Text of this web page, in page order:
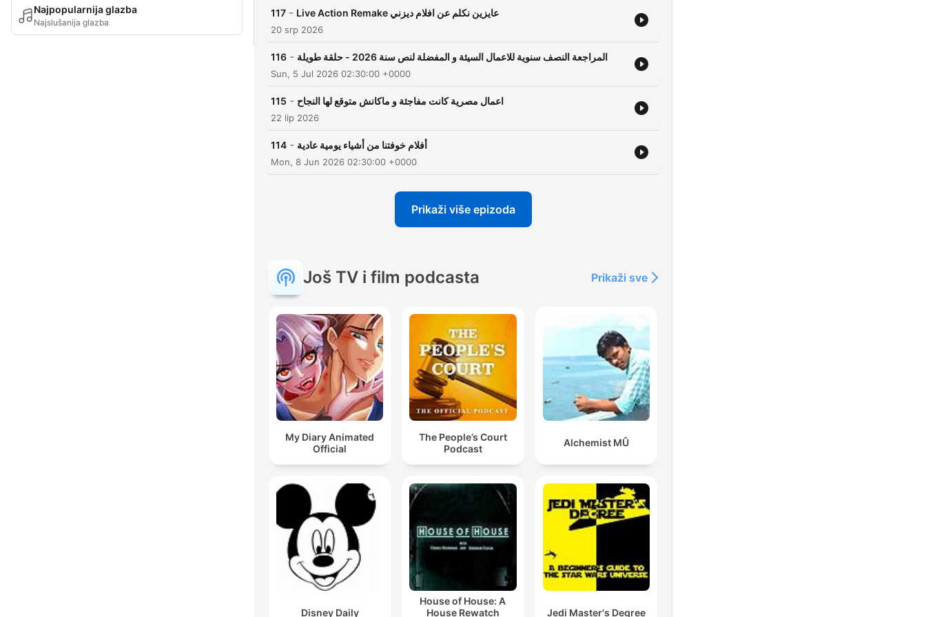
Najpopularnija glazba
Najslušanija glazba
Spoilers. New Podcast every 2
117 - Live Action Remake عايزين نكلم عن افلام ديزني
20 srp 2026
116 - المراجعة النصف سنوية للاعمال السيئة و المفضلة لنص سنة 2026 - حلقة طويلة
Sun, 5 Jul 2026 02:30:00 +0000
115 - اعمال مصرية كانت مفاجئة و ماكانش متوقع لها النجاح
22 lip 2026
114 - أفلام خوفتنا من أشياء يومية عادية
Mon, 8 Jun 2026 02:30:00 +0000
Prikaži više epizoda
Još TV i film podcasta Prikaži sve
My Diary Animated
Official
The People’s Court
Podcast
Alchemist MÛ
Disney Daily
House of House: A
House Rewatch
Jedi Master's Degree